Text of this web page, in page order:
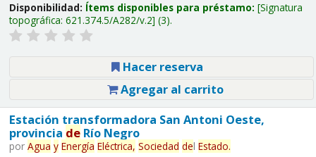
Disponibilidad: Ítems disponibles para préstamo: Signatura
topográfica: 621.374.5/A282/v.2 (3).
Hacer reserva
Agregar al carrito
Estación transformadora San Antoni Oeste,
provincia deRío Negro
por Agua y Energía Eléctrica, Sociedad del Estado.